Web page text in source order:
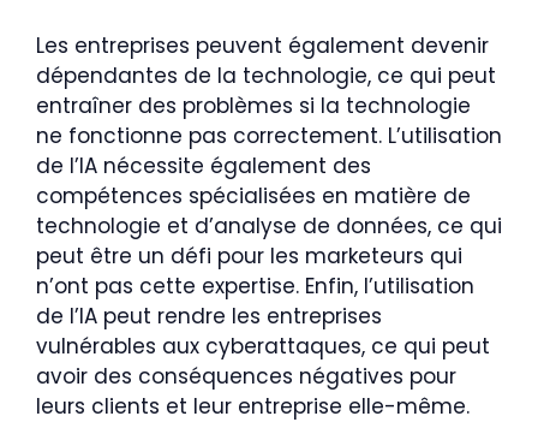
Les entreprises peuvent également devenir
dépendantes de la technologie, ce qui peut
entraîner des problèmes si la technologie
ne fonctionne pas correctement. L’utilisation
de l’IA nécessite également des
compétences spécialisées en matière de
technologie et d’analyse de données, ce qui
peut être un défi pour les marketeurs qui
n’ont pas cette expertise. Enfin, l’utilisation
de l’IA peut rendre les entreprises
vulnérables aux cyberattaques, ce qui peut
avoir des conséquences négatives pour
leurs clients et leur entreprise elle-même.